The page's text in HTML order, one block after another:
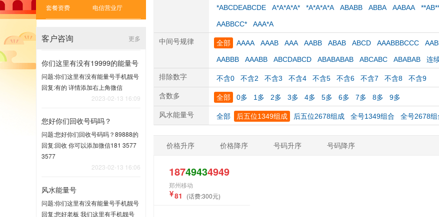
套餐资费
电信营业厅
更多
客户咨询
你们这里有没有19999的能量号
问题:你们这里有没有能量号手机靓号
回复:有的 详情添加右上角微信
2023-02-13 16:09
您好你们回收号码吗？
问题:您好你们回收号码吗？89888的
回复:回收 你可以添加微信181 3577
3577
2023-02-13 16:06
风水能量号
问题:你们这里有没有能量号手机靓号
回复:您好老板 我们这里有手机靓号
*ABCDEABCDE A*A*A*A* *A*A*A*A ABABB ABBA AABAA
AABBCC* AAA*A
中间号规律 全部 AAAA AAAB AAA AABB ABAB ABCD AAABBBCCC
AABBB AAABB ABCDABCD ABABABAB ABCABC ABABAB 连
排除数字 不含0 不含2 不含3 不含4 不含5 不含6 不含7 不含8 不含9
含数多 全部 0多 1多 2多 3多 4多 5多 6多 7多 8多 9多
风水能量号 全部 后五位1349组成 后五位2678组成 全号1349组合 全号2678组
价格升序 价格降序 号码升序 号码降序
18749434949
郑州移动
81 (话费:300元)